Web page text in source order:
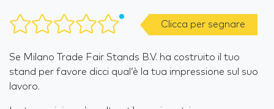
Clicca per segnare
Se Milano Trade Fair Stands B.V. ha costruito il tuo
stand per favore dicci qual’è la tua impressione sul suo
lavoro.